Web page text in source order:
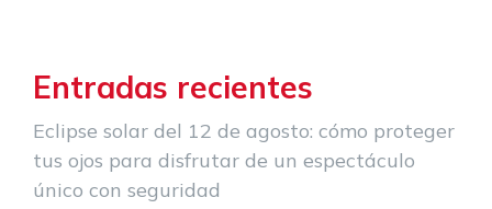
Entradas recientes
Eclipse solar del 12 de agosto: cómo proteger
tus ojos para disfrutar de un espectáculo
único con seguridad